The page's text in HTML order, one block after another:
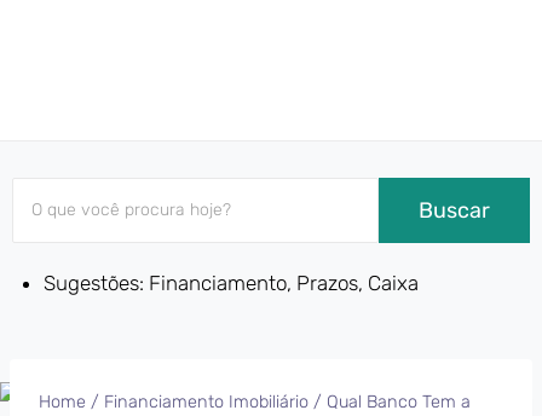
Buscar
Sugestões: Financiamento, Prazos, Caixa
Home / Financiamento Imobiliário / Qual Banco Tem a